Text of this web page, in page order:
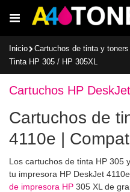
al
Inicio Cartuchos de tinta y toners
Tinta HP 305 / HP 305XL
Cartuchos HP
Cartuchos de
4110e |
Los cartuchos de tinta HP 305
tu impresora HP DeskJet
de impresora HP 305 XL de